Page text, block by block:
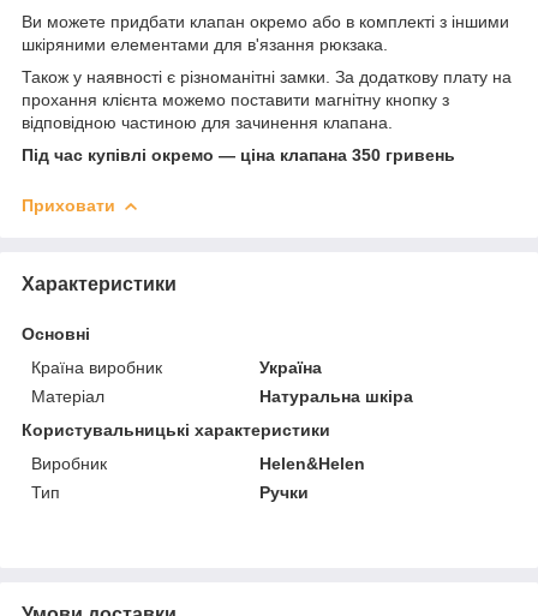
Ви можете придбати клапан окремо або в комплекті з іншими
шкіряними елементами для в'язання рюкзака.
Також у наявності є різноманітні замки. За додаткову плату на
прохання клієнта можемо поставити магнітну кнопку з
відповідною частиною для зачинення клапана.
Під час купівлі окремо — ціна клапана 350 гривень
Приховати
Характеристики
Основні
Країна виробник
Україна
Матеріал
Натуральна шкіра
Користувальницькі характеристики
Виробник
Helen&Helen
Тип
Ручки